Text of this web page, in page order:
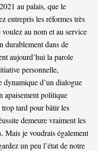
au palais, que le
entrepris les réformes très
au nom et au service
durablement dans de
aujourd’hui la parole
personnelle,
d’un dialogue
apaisement politique
tard pour bâtir les
demeure vraiment les
Mais je voudrais également
un peu l’état de notre